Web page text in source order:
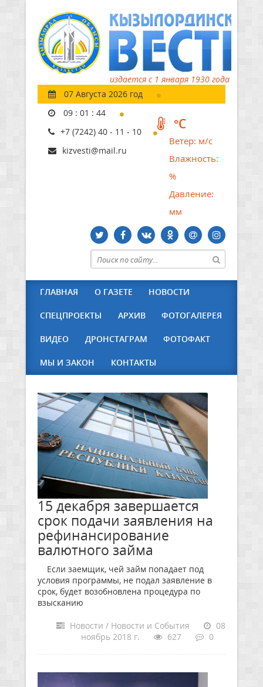
издается с 1 января 1930 года
07 Августа 2026 год
09 : 01 : 45
+7 (7242) 40 - 11 - 10
kizvesti@mail.ru
°C
Ветер: м/с
Влажность:
%
Давление:
мм
ГЛАВНАЯ О ГАЗЕТЕ НОВОСТИ
СПЕЦПРОЕКТЫ АРХИВ ФОТОГАЛЕРЕЯ
ВИДЕО ДРОНСТАГРАМ ФОТОФАКТ
МЫ И ЗАКОН КОНТАКТЫ
15 декабря завершается
срок подачи заявления на
рефинансирование
валютного займа
Если заемщик, чей займ попадает под
условия программы, не подал заявление в
срок, будет возобновлена процедура по
взысканию
Новости / Новости и События
08
ноябрь 2018 г.
627 0